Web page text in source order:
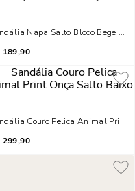
Redondo
Napa Salto Bloco Bege
189,90
Couro Pelica Animal Print
299,90